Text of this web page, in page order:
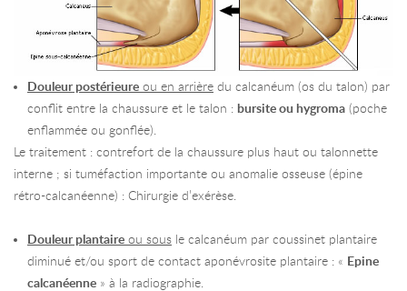
Douleur postérieure ou en arrière du calcanéum (os du talon) par
conflit entre la chaussure et le talon : bursite ou hygroma (poche
enflammée ou gonflée).
Le traitement : contrefort de la chaussure plus haut ou talonnette
interne ; si tuméfaction importante ou anomalie osseuse (épine
rétro-calcanéenne) : Chirurgie d’exérèse.
Douleur plantaire ou sous le calcanéum par coussinet plantaire
diminué et/ou sport de contact aponévrosite plantaire : « Epine
calcanéenne » à la radiographie.